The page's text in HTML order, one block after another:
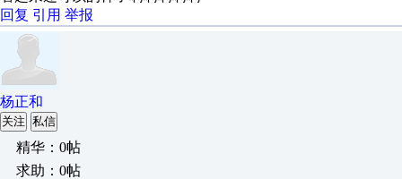
回复 引用 举报
杨正和
关注 私信
精华：0帖
求助：0帖